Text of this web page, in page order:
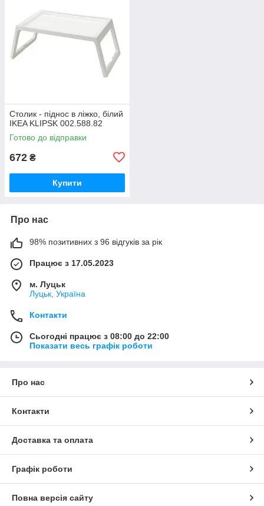
Столик - піднос в ліжко, білий
IKEA KLIPSK 002.588.82
Готово до відправки
672 ₴
Купити
Про нас
98% позитивних з 96 відгуків за рік
Працює з 17.05.2023
м. Луцьк
Луцьк, Україна
Контакти
Сьогодні працює з 08:00 до 22:00
Показати весь графік роботи
Про нас
Контакти
Доставка та оплата
Графік роботи
Повна версія сайту